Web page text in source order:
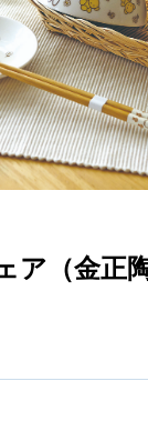
ア（金正陶